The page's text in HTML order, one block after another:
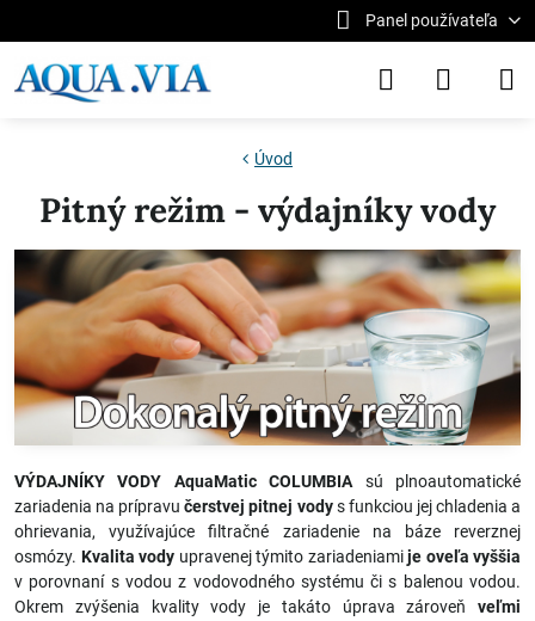
Panel používateľa
Úvod
Pitný režim - výdajníky vody
VÝDAJNÍKY VODY AquaMatic COLUMBIA sú plnoautomatické
zariadenia na prípravučerstvej pitnej vodys funkciou jej chladenia a
ohrievania, využívajúce filtračné zariadenie na báze reverznej
osmózy. Kvalita vody upravenej týmito zariadeniamije oveľa vyššia
v porovnaní s vodou z vodovodného systému či s balenou vodou.
Okrem zvýšenia kvality vody je takáto úprava zároveň veľmi